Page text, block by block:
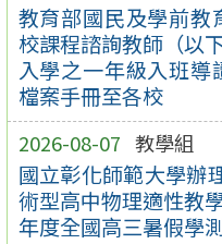
教育部國民及學前教
校課程諮詢教師（以
入學之一年級入班導
檔案手冊至各校
2026-08-07 教學組
國立彰化師範大學辦
術型高中物理適性教
年度全國高三暑假學